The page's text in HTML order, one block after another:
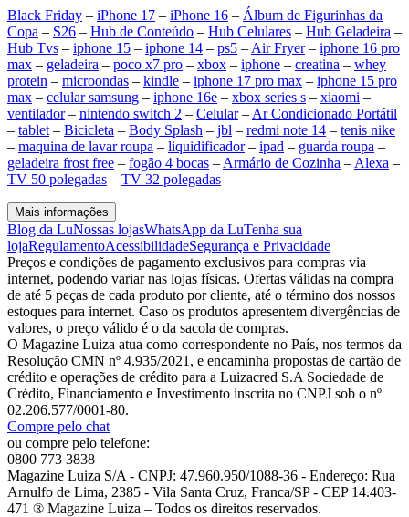
Black Friday – iPhone 17 – iPhone 16 – Álbum de Figurinhas da
Copa – S26 – Hub de Conteúdo – Hub Celulares – Hub Geladeira –
Hub Tvs – iphone 15 – iphone 14 – ps5 – Air Fryer– iphone 16 pro
max – geladeira – poco x7 pro – xbox – iphone – creatina – whey
protein – microondas – kindle – iphone 17 pro max – iphone 15 pro
max – celular samsung – iphone 16e – xbox series s – xiaomi –
ventilador– nintendo switch 2 – Celular– Ar Condicionado Portátil
– tablet – Bicicleta – Body Splash – jbl – redmi note 14 – tenis nike
– maquina de lavar roupa – liquidificador– ipad – guarda roupa –
geladeira frost free – fogão 4 bocas – Armário de Cozinha – Alexa –
TV 50 polegadas – TV 32 polegadas
Mais informações
Blog da LuNossas lojasWhatsApp da LuTenha sua
lojaRegulamentoAcessibilidadeSegurança e Privacidade
Preços e condições de pagamento exclusivos para compras via
internet, podendo variar nas lojas físicas. Ofertas válidas na compra
de até 5 peças de cada produto por cliente, até o término dos nossos
estoques para internet. Caso os produtos apresentem divergências de
valores, o preço válido é o da sacola de compras.
O Magazine Luiza atua como correspondente no País, nos termos da
Resolução CMN nº 4.935/2021, e encaminha propostas de cartão de
crédito e operações de crédito para a Luizacred S.A Sociedade de
Crédito, Financiamento e Investimento inscrita no CNPJ sob o nº
02.206.577/0001-80.
Compre pelo chat
ou compre pelo telefone:
0800 773 3838
Magazine Luiza S/A - CNPJ: 47.960.950/1088-36 - Endereço: Rua
Arnulfo de Lima, 2385 - Vila Santa Cruz, Franca/SP - CEP 14.403-
471 ® Magazine Luiza – Todos os direitos reservados.